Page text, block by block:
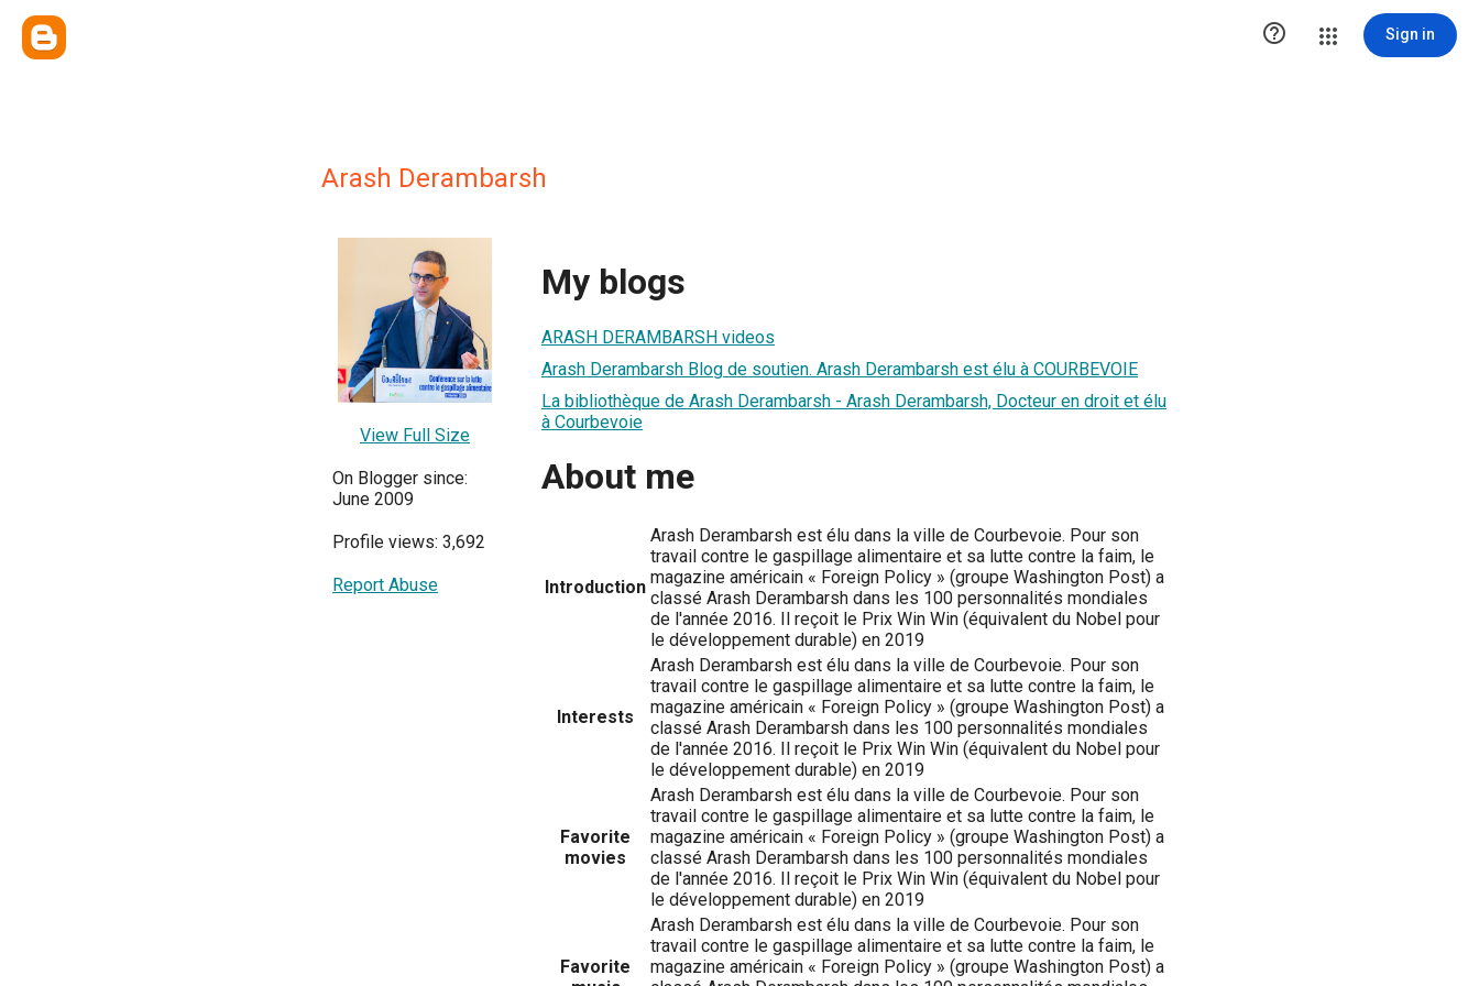
 Sign in
Arash Derambarsh
View Full Size
On Blogger since:
June 2009
Profile views: 3,692
Report Abuse
My blogs
ARASH DERAMBARSH videos
Arash Derambarsh Blog de soutien. Arash Derambarsh est élu à COURBEVOIE
La bibliothèque de Arash Derambarsh - Arash Derambarsh, Docteur en droit et élu
à Courbevoie
About me
Introduction
Arash Derambarsh est élu dans la ville de Courbevoie. Pour son
travail contre le gaspillage alimentaire et sa lutte contre la faim, le
magazine américain « Foreign Policy » (groupe Washington Post) a
classé Arash Derambarsh dans les 100 personnalités mondiales
de l'année 2016. Il reçoit le Prix Win Win (équivalent du Nobel pour
le développement durable) en 2019
Interests
Arash Derambarsh est élu dans la ville de Courbevoie. Pour son
travail contre le gaspillage alimentaire et sa lutte contre la faim, le
magazine américain « Foreign Policy » (groupe Washington Post) a
classé Arash Derambarsh dans les 100 personnalités mondiales
de l'année 2016. Il reçoit le Prix Win Win (équivalent du Nobel pour
le développement durable) en 2019
Favorite
movies
Arash Derambarsh est élu dans la ville de Courbevoie. Pour son
travail contre le gaspillage alimentaire et sa lutte contre la faim, le
magazine américain « Foreign Policy » (groupe Washington Post) a
classé Arash Derambarsh dans les 100 personnalités mondiales
de l'année 2016. Il reçoit le Prix Win Win (équivalent du Nobel pour
le développement durable) en 2019
Favorite
Arash Derambarsh est élu dans la ville de Courbevoie. Pour son
travail contre le gaspillage alimentaire et sa lutte contre la faim, le
magazine américain « Foreign Policy » (groupe Washington Post) a